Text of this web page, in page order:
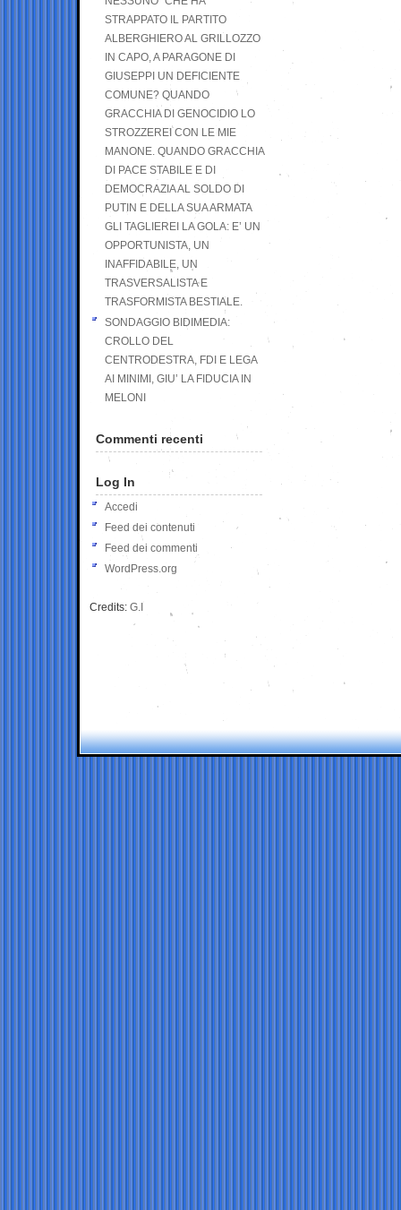
STRAPPATO IL PARTITO
ALBERGHIERO AL GRILLOZZO
IN CAPO, A PARAGONE DI
GIUSEPPI UN DEFICIENTE
COMUNE? QUANDO
GRACCHIA DI GENOCIDIO LO
STROZZEREI CON LE MIE
MANONE. QUANDO GRACCHIA
DI PACE STABILE E DI
DEMOCRAZIA AL SOLDO DI
PUTIN E DELLA SUA ARMATA
GLI TAGLIEREI LA GOLA: E’ UN
OPPORTUNISTA, UN
INAFFIDABILE, UN
TRASVERSALISTA E
TRASFORMISTA BESTIALE.
SONDAGGIO BIDIMEDIA:
CROLLO DEL
CENTRODESTRA, FDI E LEGA
AI MINIMI, GIU’ LA FIDUCIA IN
MELONI
Commenti recenti
Log In
Accedi
Feed dei contenuti
Feed dei commenti
WordPress.org
Credits: G.I